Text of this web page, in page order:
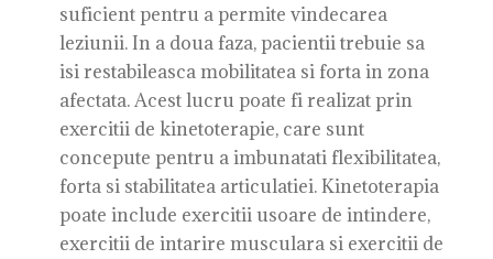
suficient pentru a permite vindecarea
leziunii. In a doua faza, pacientii trebuie sa
isi restabileasca mobilitatea si forta in zona
afectata. Acest lucru poate fi realizat prin
exercitii de kinetoterapie, care sunt
concepute pentru a imbunatati flexibilitatea,
forta si stabilitatea articulatiei. Kinetoterapia
poate include exercitii usoare de intindere,
exercitii de intarire musculara si exercitii de